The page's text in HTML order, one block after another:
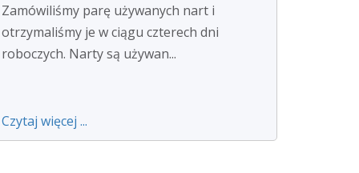
Zamówiliśmy parę używanych nart i
otrzymaliśmy je w ciągu czterech dni
roboczych. Narty są używan...
Czytaj więcej ...